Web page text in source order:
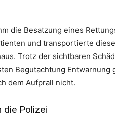
die Besatzung eines
und transportierte
Trotz der sichtbaren
Begutachtung Entwarnung
dem Aufprall nicht.
die Polizei